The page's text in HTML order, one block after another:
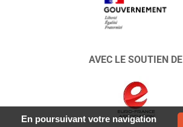
AVEC LE SOUTIEN DE
En poursuivant votre navigation